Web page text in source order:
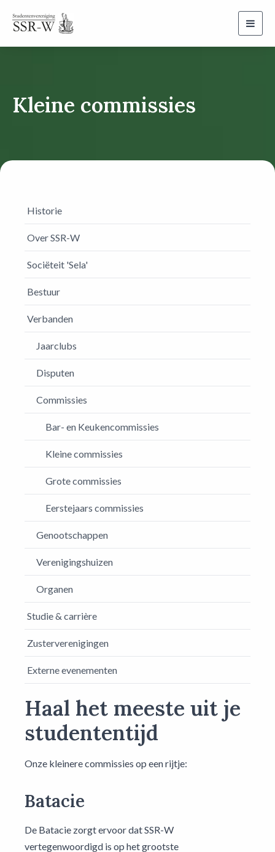
Kleine commissies
Historie
Over SSR-W
Sociëteit 'Sela'
Bestuur
Verbanden
Jaarclubs
Disputen
Commissies
Bar- en Keukencommissies
Kleine commissies
Grote commissies
Eerstejaars commissies
Genootschappen
Verenigingshuizen
Organen
Studie & carrière
Zusterverenigingen
Externe evenementen
Haal het meeste uit je
studententijd
Onze kleinere commissies op een rijtje:
Batacie
De Batacie zorgt ervoor dat SSR-W
vertegenwoordigd is op het grootste